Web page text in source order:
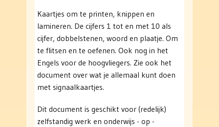
Kaartjes om te printen, knippen en
lamineren. De cijfers 1 tot en met 10 als
cijfer, dobbelstenen, woord en plaatje. Om
te flitsen en te oefenen. Ook nog in het
Engels voor de hoogvliegers. Zie ook het
document over wat je allemaal kunt doen
met signaalkaartjes.
Dit document is geschikt voor (redelijk)
zelfstandig werk en onderwijs - op -